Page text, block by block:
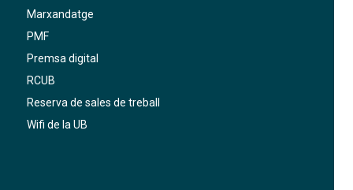
Marxandatge
PMF
Premsa digital
RCUB
Reserva de sales de treball
Wifi de la UB